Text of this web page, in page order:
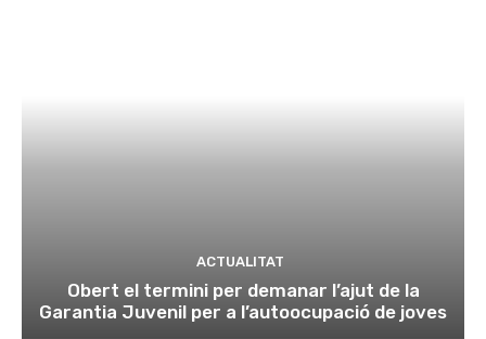
ACTUALITAT
Obert el termini per demanar l’ajut de la
Garantia Juvenil per a l’autoocupació de joves